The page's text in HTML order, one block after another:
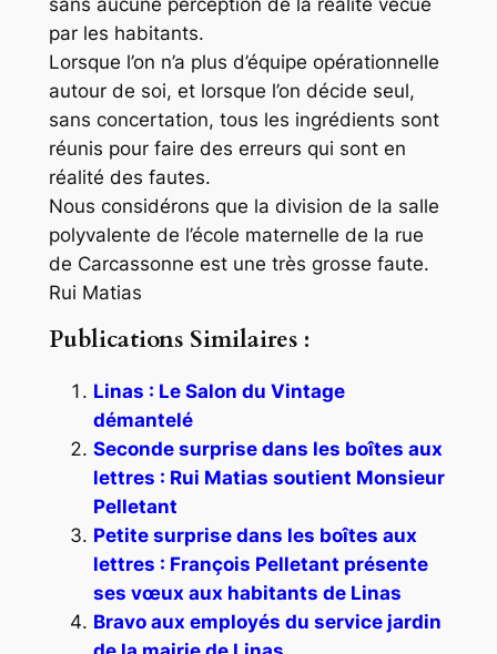
par les habitants.
Lorsque l’on n’a plus d’équipe opérationnelle
autour de soi, et lorsque l’on décide seul,
sans concertation, tous les ingrédients sont
réunis pour faire des erreurs qui sont en
réalité des fautes.
Nous considérons que la division de la salle
polyvalente de l’école maternelle de la rue
de Carcassonne est une très grosse faute.
Rui Matias
Publications Similaires :
Linas : Le Salon du Vintage
démantelé
Seconde surprise dans les boîtes aux
lettres : Rui Matias soutient Monsieur
Pelletant
Petite surprise dans les boîtes aux
lettres : François Pelletant présente
ses vœux aux habitants de Linas
Bravo aux employés du service jardin